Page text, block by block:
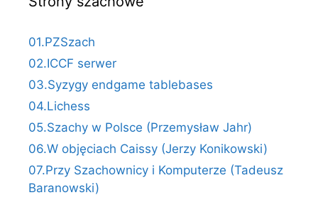
01.PZSzach
02.ICCF serwer
03.Syzygy endgame tablebases
04.Lichess
05.Szachy w Polsce (Przemysław Jahr)
06.W objęciach Caissy (Jerzy Konikowski)
07.Przy Szachownicy i Komputerze (Tadeusz
Baranowski)